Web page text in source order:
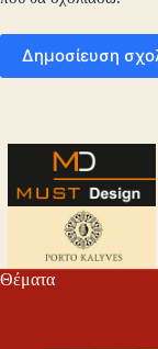
Δημοσίευση
Θέματα